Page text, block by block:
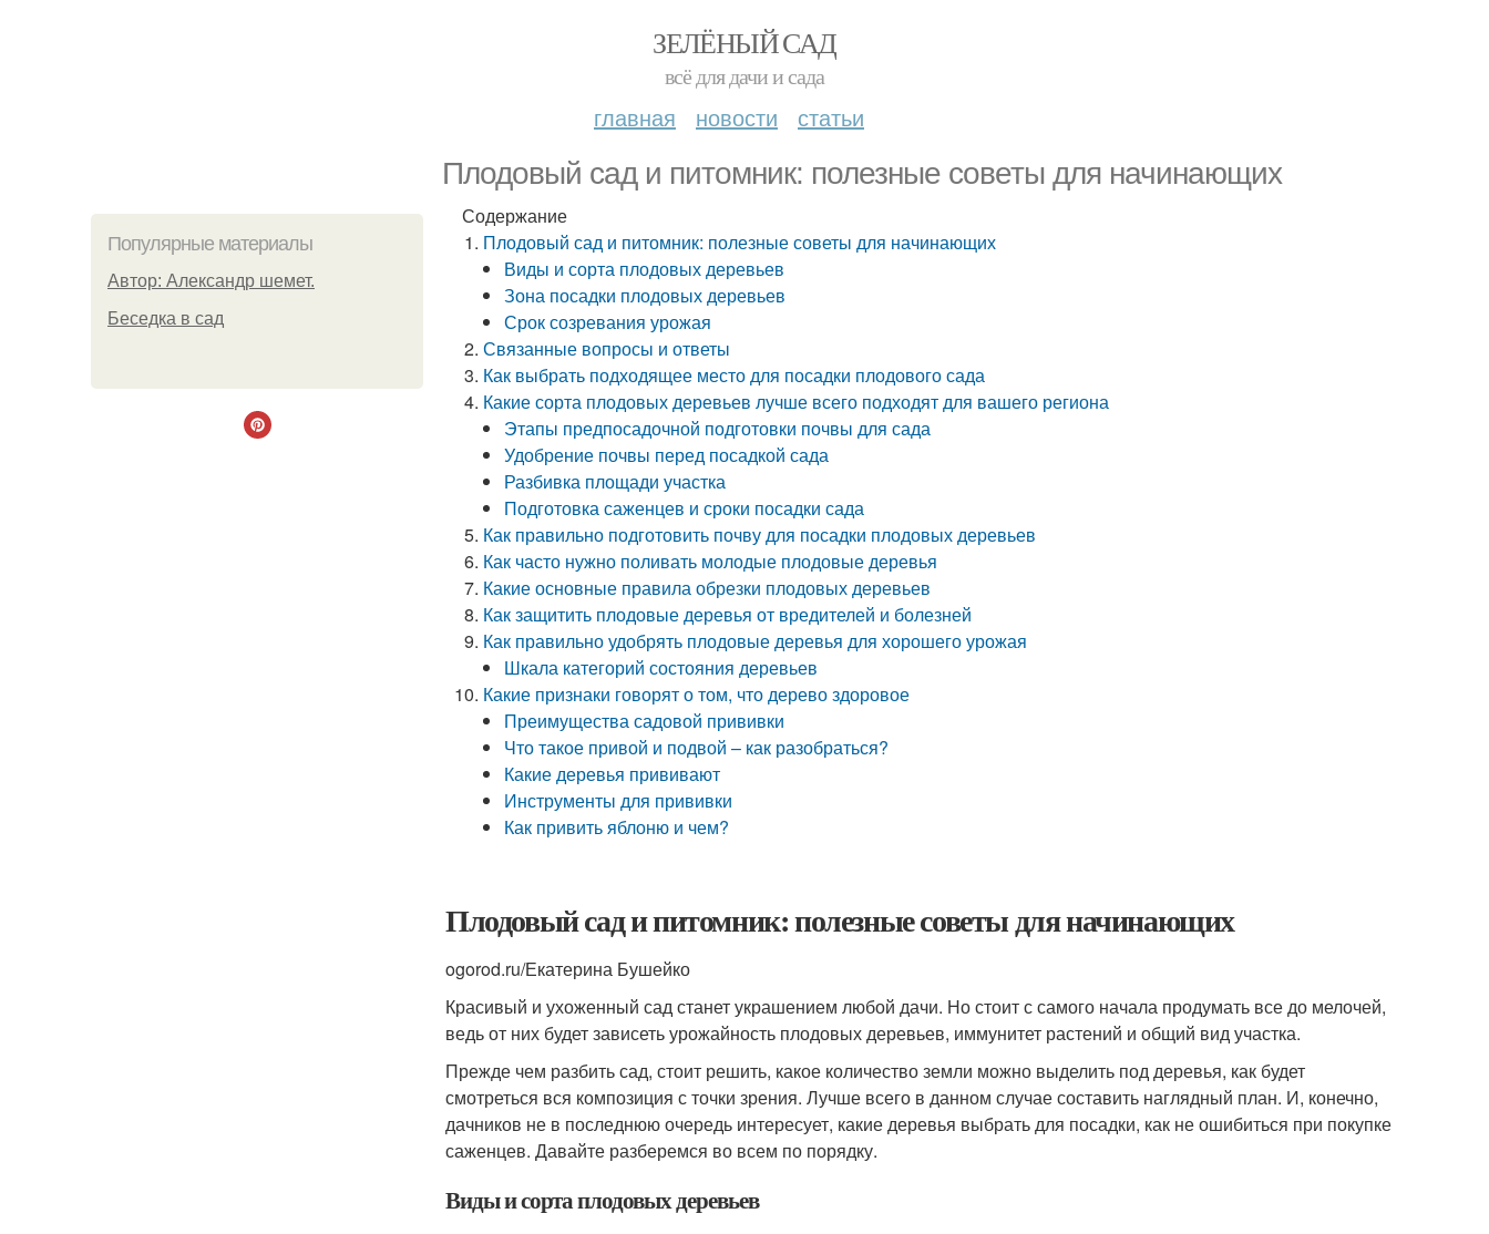
ЗЕЛЁНЫЙ САД
всё для дачи и сада
главная новости статьи
Плодовый сад и питомник: полезные советы для начинающих
Популярные материалы
Автор: Александр шемет.
Беседка в сад
Содержание
Плодовый сад и питомник: полезные советы для начинающих
Виды и сорта плодовых деревьев
Зона посадки плодовых деревьев
Срок созревания урожая
Связанные вопросы и ответы
Как выбрать подходящее место для посадки плодового сада
Какие сорта плодовых деревьев лучше всего подходят для вашего региона
Этапы предпосадочной подготовки почвы для сада
Удобрение почвы перед посадкой сада
Разбивка площади участка
Подготовка саженцев и сроки посадки сада
Как правильно подготовить почву для посадки плодовых деревьев
Как часто нужно поливать молодые плодовые деревья
Какие основные правила обрезки плодовых деревьев
Как защитить плодовые деревья от вредителей и болезней
Как правильно удобрять плодовые деревья для хорошего урожая
Шкала категорий состояния деревьев
Какие признаки говорят о том, что дерево здоровое
Преимущества садовой прививки
Что такое привой и подвой – как разобраться?
Какие деревья прививают
Инструменты для прививки
Как привить яблоню и чем?
Плодовый сад и питомник: полезные советы для начинающих
ogorod.ru/Екатерина Бушейко
Красивый и ухоженный сад станет украшением любой дачи. Но стоит с самого начала продумать все до мелочей,
ведь от них будет зависеть урожайность плодовых деревьев, иммунитет растений и общий вид участка.
Прежде чем разбить сад, стоит решить, какое количество земли можно выделить под деревья, как будет
смотреться вся композиция с точки зрения. Лучше всего в данном случае составить наглядный план. И, конечно,
дачников не в последнюю очередь интересует, какие деревья выбрать для посадки, как не ошибиться при покупке
саженцев. Давайте разберемся во всем по порядку.
Виды и сорта плодовых деревьев